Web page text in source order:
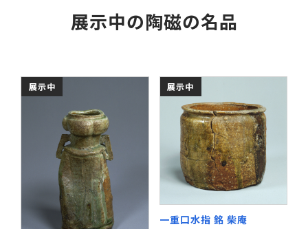
展示中の陶磁の名品
展示中 展示中
一重口水指 銘 柴庵